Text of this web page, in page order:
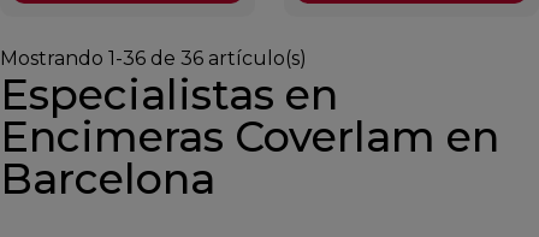
Mostrando 1-36 de 36 artículo(s)
Especialistas en
Encimeras Coverlam en
Barcelona